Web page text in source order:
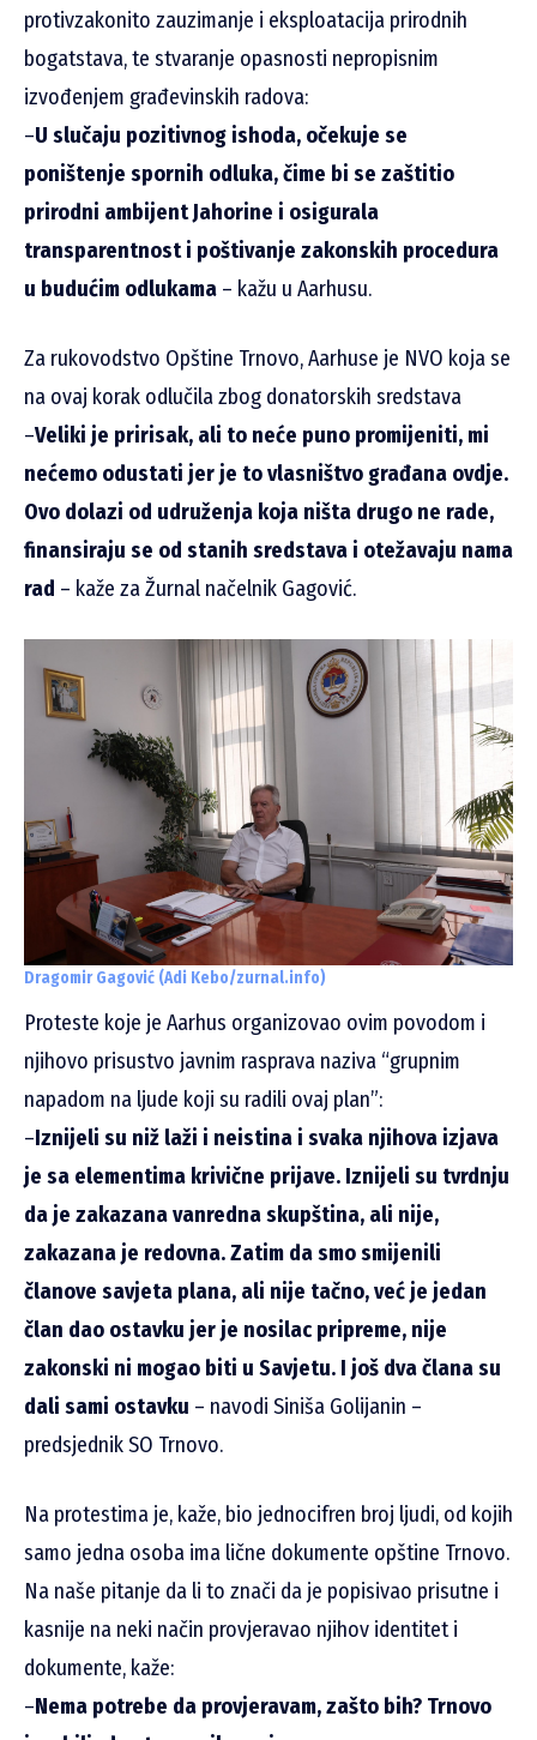
protivzakonito zauzimanje i eksploatacija prirodnih
bogatstava, te stvaranje opasnosti nepropisnim
izvođenjem građevinskih radova:
–U slučaju pozitivnog ishoda, očekuje se
poništenje spornih odluka, čime bi se zaštitio
prirodni ambijent Jahorine i osigurala
transparentnost i poštivanje zakonskih procedura
u budućim odlukama – kažu u Aarhusu.
Za rukovodstvo Opštine Trnovo, Aarhuse je NVO koja se
na ovaj korak odlučila zbog donatorskih sredstava
–Veliki je pririsak, ali to neće puno promijeniti, mi
nećemo odustati jer je to vlasništvo građana ovdje.
Ovo dolazi od udruženja koja ništa drugo ne rade,
finansiraju se od stanih sredstava i otežavaju nama
rad – kaže za Žurnal načelnik Gagović.
Dragomir Gagović (Adi Kebo/zurnal.info)
Proteste koje je Aarhus organizovao ovim povodom i
njihovo prisustvo javnim rasprava naziva “grupnim
napadom na ljude koji su radili ovaj plan”:
–Iznijeli su niž laži i neistina i svaka njihova izjava
je sa elementima krivične prijave. Iznijeli su tvrdnju
da je zakazana vanredna skupština, ali nije,
zakazana je redovna. Zatim da smo smijenili
članove savjeta plana, ali nije tačno, već je jedan
član dao ostavku jer je nosilac pripreme, nije
zakonski ni mogao biti u Savjetu. I još dva člana su
dali sami ostavku – navodi Siniša Golijanin –
predsjednik SO Trnovo.
Na protestima je, kaže, bio jednocifren broj ljudi, od kojih
samo jedna osoba ima lične dokumente opštine Trnovo.
Na naše pitanje da li to znači da je popisivao prisutne i
kasnije na neki način provjeravao njihov identitet i
dokumente, kaže:
–Nema potrebe da provjeravam, zašto bih? Trnovo